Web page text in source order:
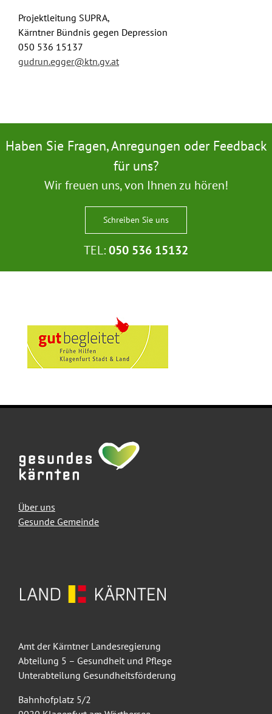
Projektleitung SUPRA,
Kärntner Bündnis gegen Depression
050 536 15137
gudrun.egger@ktn.gv.at
Haben Sie Fragen, Anregungen oder Feedback
für uns?
Wir freuen uns, von Ihnen zu hören!
Schreiben Sie uns
TEL:050 536 15132
Über uns
Gesunde Gemeinde
Amt der Kärntner Landesregierung
Abteilung 5 – Gesundheit und Pflege
Unterabteilung Gesundheitsförderung
Bahnhofplatz 5/2